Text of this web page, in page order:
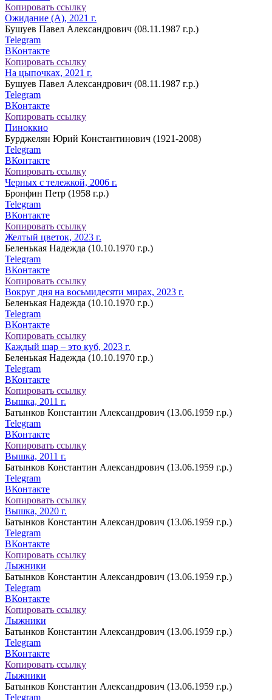
Копировать ссылку
Ожидание (А), 2021 г.
Бушуев Павел Александрович (08.11.1987 г.р.)
Telegram
ВКонтакте
Копировать ссылку
На цыпочках, 2021 г.
Бушуев Павел Александрович (08.11.1987 г.р.)
Telegram
ВКонтакте
Копировать ссылку
Пиноккио
Бурджелян Юрий Константинович (1921-2008)
Telegram
ВКонтакте
Копировать ссылку
Черных с тележкой, 2006 г.
Бронфин Петр (1958 г.р.)
Telegram
ВКонтакте
Копировать ссылку
Желтый цветок, 2023 г.
Беленькая Надежда (10.10.1970 г.р.)
Telegram
ВКонтакте
Копировать ссылку
Вокруг дня на восьмидесяти мирах, 2023 г.
Беленькая Надежда (10.10.1970 г.р.)
Telegram
ВКонтакте
Копировать ссылку
Каждый шар – это куб, 2023 г.
Беленькая Надежда (10.10.1970 г.р.)
Telegram
ВКонтакте
Копировать ссылку
Вышка, 2011 г.
Батынков Константин Александрович (13.06.1959 г.р.)
Telegram
ВКонтакте
Копировать ссылку
Вышка, 2011 г.
Батынков Константин Александрович (13.06.1959 г.р.)
Telegram
ВКонтакте
Копировать ссылку
Вышка, 2020 г.
Батынков Константин Александрович (13.06.1959 г.р.)
Telegram
ВКонтакте
Копировать ссылку
Лыжники
Батынков Константин Александрович (13.06.1959 г.р.)
Telegram
ВКонтакте
Копировать ссылку
Лыжники
Батынков Константин Александрович (13.06.1959 г.р.)
Telegram
ВКонтакте
Копировать ссылку
Лыжники
Батынков Константин Александрович (13.06.1959 г.р.)
Telegram